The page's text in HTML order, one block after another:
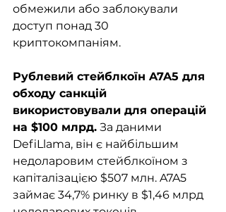
обмежили або заблокували
доступ понад 30
криптокомпаніям.
Рублевий стейблкоїн A7A5 для
обходу санкцій
використовували для операцій
на $100 млрд. За даними
DefiLlama, він є найбільшим
недоларовим стейблкоїном з
капіталізацією $507 млн. A7A5
займає 34,7% ринку в $1,46 млрд